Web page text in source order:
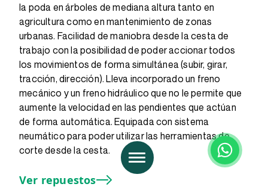
la poda en árboles de mediana altura tanto en
agricultura como en mantenimiento de zonas
urbanas. Facilidad de maniobra desde la cesta de
trabajo con la posibilidad de poder accionar todos
los movimientos de forma simultánea (subir, girar,
tracción, dirección). Lleva incorporado un freno
mecánico y un freno hidráulico que no le permite que
aumente la velocidad en las pendientes que actúan
de forma automática. Equipada con sistema
neumático para poder utilizar las herramientas de
corte desde la cesta.
Ver repuestos